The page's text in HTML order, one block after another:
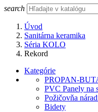
search
Úvod
Sanitárna keramika
Séria KOLO
Rekord
Kategórie
PROPAN-
PVC Panely na
Požičovňa
Bidety